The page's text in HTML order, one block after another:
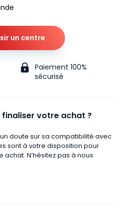
un centre
Paiement 100%
sécurisé
finaliser votre achat ?
doute sur sa compatibilité avec
sont à votre disposition pour
N’hésitez pas à nous